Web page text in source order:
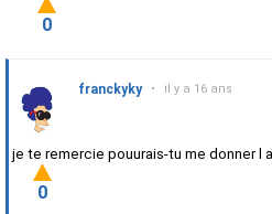
0
franckyky • il y a 16 ans
je te remercie pouurais-tu me donner l
0